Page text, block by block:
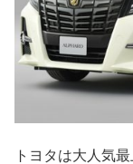
トヨタは大人気